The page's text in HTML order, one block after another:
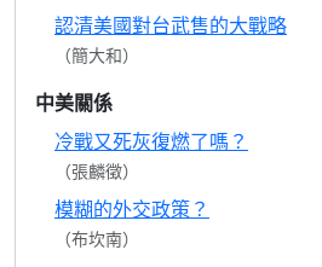
認清美國對台武售的大戰略
（簡大和）
中美關係
冷戰又死灰復燃了嗎？
（張麟徵）
模糊的外交政策？
（布坎南）